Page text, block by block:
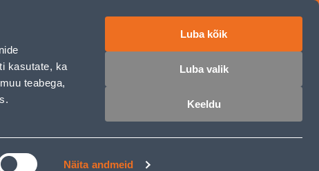
kasutate, ka
teabega,
Näita andmeid
Luba kõik
Luba valik
Keeldu
sisse
JÄRELMAKS